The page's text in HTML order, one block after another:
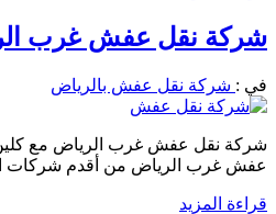
شركة نقل عفش غرب الرياض خصم 39% احجز الان 0556501701 فك
في : شركة نقل عفش بالرياض
شركة نقل عفش غرب الرياض مع كلين
عفش غرب الرياض من أقدم شركات
قراءة المزيد